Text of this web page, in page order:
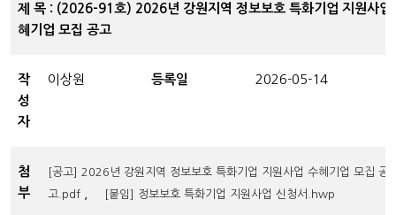
제 목 : (2026-91호) 2026년 강원지역 정보보호 특화기업 지원사업
혜기업 모집 공고
작
성
자
이상원 등록일 2026-05-14
첨
부
[공고] 2026년 강원지역 정보보호 특화기업 지원사업 수혜기업 모집 공
고.pdf
[붙임] 정보보호 특화기업 지원사업 신청서.hwp